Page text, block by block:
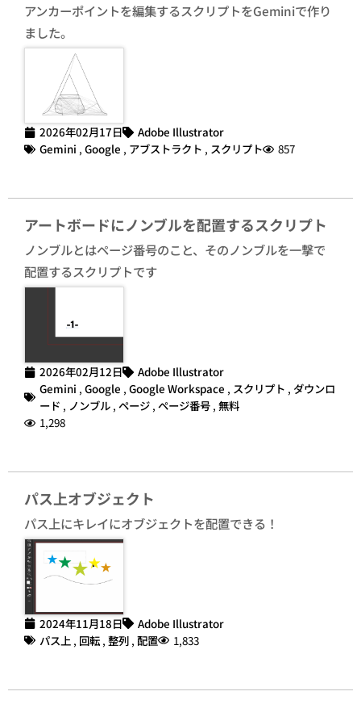
アンカーポイントを編集するスクリプトをGeminiで作り
ました。
2026年02月17日
Adobe Illustrator
Gemini , Google , アブストラクト , スクリプト 857
アートボードにノンブルを配置するスクリプト
ノンブルとはページ番号のこと、そのノンブルを一撃で
配置するスクリプトです
2026年02月12日
Adobe Illustrator
Gemini , Google , Google Workspace , スクリプト , ダウンロ
ード , ノンブル , ページ , ページ番号 , 無料
1,298
パス上オブジェクト
パス上にキレイにオブジェクトを配置できる！
2024年11月18日
Adobe Illustrator
パス上 , 回転 , 整列 , 配置 1,833